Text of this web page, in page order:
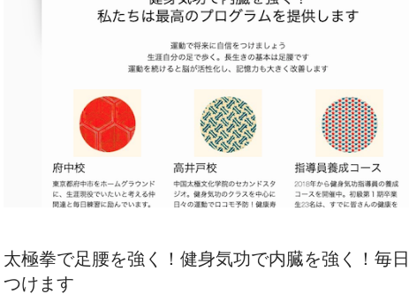
太極拳で足腰を強く！健身気功で内臓を強く！毎
つけます